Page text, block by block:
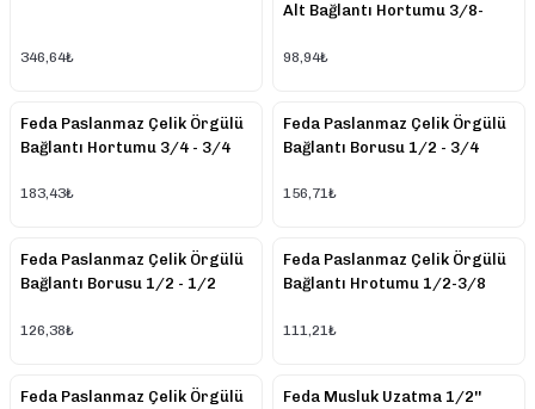
346,64₺
Alt Bağlantı Hortumu 3/8-
98,94₺
Feda Paslanmaz Çelik Örgülü
Bağlantı Hortumu 3/4 - 3/4
183,43₺
Feda Paslanmaz Çelik Örgülü
Bağlantı Borusu 1/2 - 3/4
156,71₺
Feda Paslanmaz Çelik Örgülü
Bağlantı Borusu 1/2 - 1/2
126,38₺
Feda Paslanmaz Çelik Örgülü
Bağlantı Hrotumu 1/2-3/8
111,21₺
Feda Paslanmaz Çelik Örgülü
Feda Musluk Uzatma 1/2''